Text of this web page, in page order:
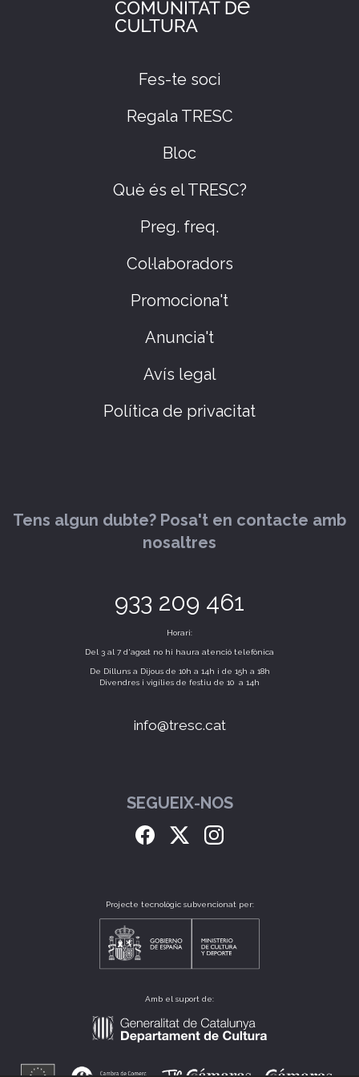
Fes-te soci
Regala TRESC
Bloc
Què és el TRESC?
Preg. freq.
Col·laboradors
Promociona't
Anuncia't
Avís legal
Política de privacitat
Tens algun dubte? Posa't en contacte amb
nosaltres
933 209 461
Horari:
Del 3 al 7 d'agost no hi haura atenció telefònica
De Dilluns a Dijous de 10h a 14h i de 15h a 18h
Divendres i vigílies de festiu de 10 a 14h
info@tresc.cat
SEGUEIX-NOS
Projecte tecnològic subvencionat per:
Amb el suport de: